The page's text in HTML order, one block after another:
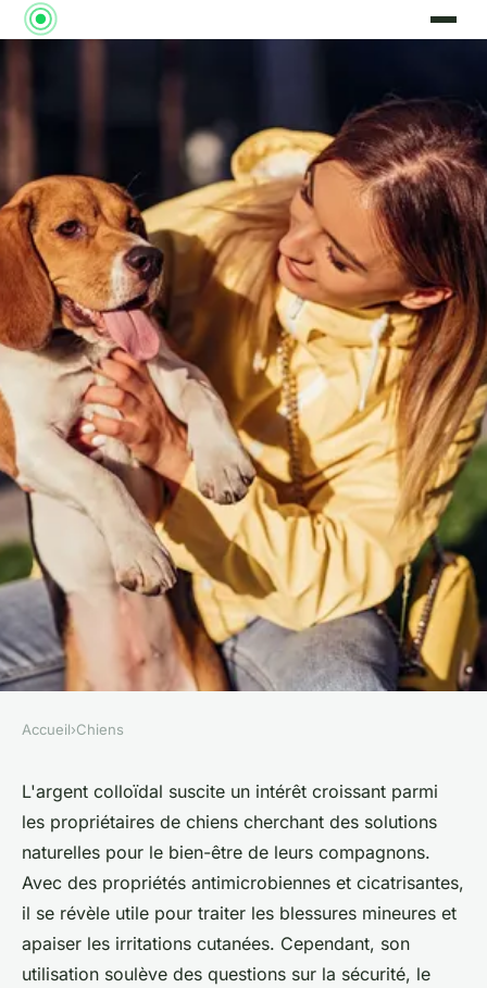
Les bienfaits de l'argent
colloïdal pour le bien-être
canin
admin•28 mars 2025•3 min de lecture
Accueil›Chiens
L'argent colloïdal suscite un intérêt croissant parmi
les propriétaires de chiens cherchant des solutions
naturelles pour le bien-être de leurs compagnons.
Avec des propriétés antimicrobiennes et cicatrisantes,
il se révèle utile pour traiter les blessures mineures et
apaiser les irritations cutanées. Cependant, son
utilisation soulève des questions sur la sécurité, le